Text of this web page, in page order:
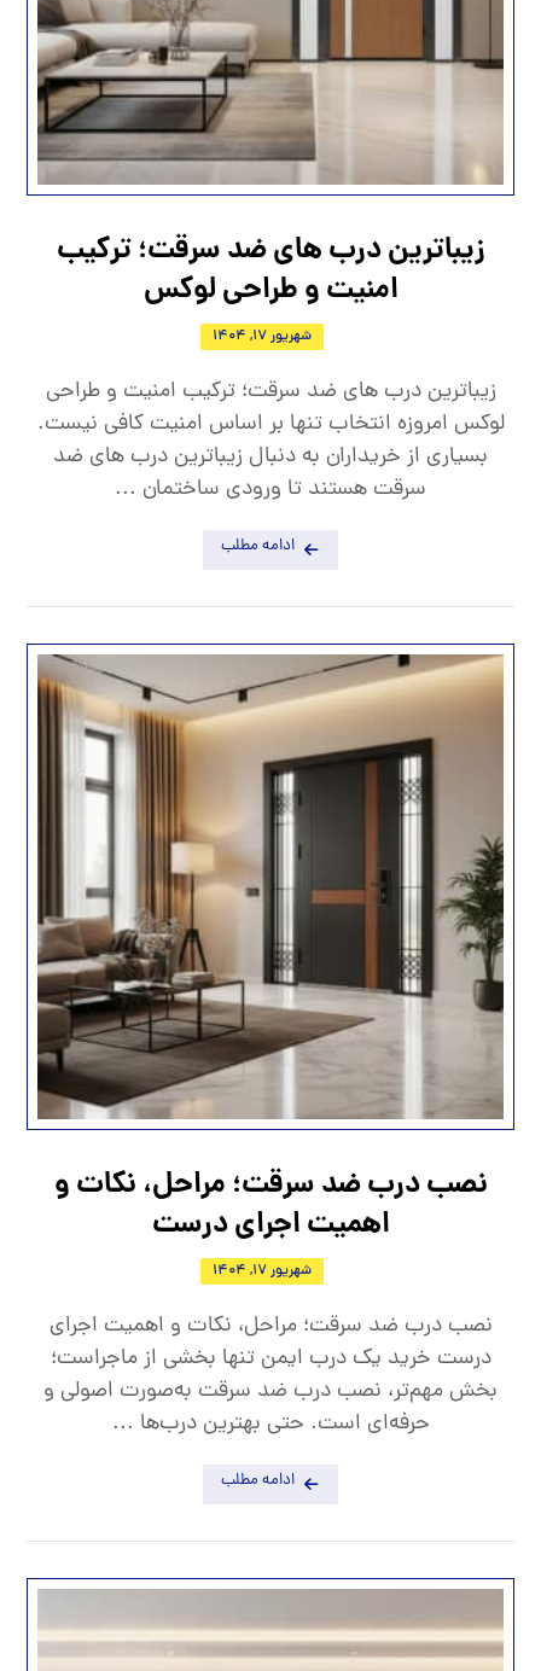
زیباترین درب های ضد سرقت؛ ترکیب
امنیت و طراحی لوکس
شهریور 17, 1404
زیباترین درب های ضد سرقت؛ ترکیب امنیت و طراحی
لوکس امروزه انتخاب تنها بر اساس امنیت کافی نیست.
بسیاری از خریداران به دنبال زیباترین درب های ضد
سرقت هستند تا ورودی ساختمان ...
ادامه مطلب
نصب درب ضد سرقت؛ مراحل، نکات و
اهمیت اجرای درست
شهریور 17, 1404
نصب درب ضد سرقت؛ مراحل، نکات و اهمیت اجرای
درست خرید یک درب ایمن تنها بخشی از ماجراست؛
بخش مهم‌تر، نصب درب ضد سرقت به‌صورت اصولی و
حرفه‌ای است. حتی بهترین درب‌ها ...
ادامه مطلب